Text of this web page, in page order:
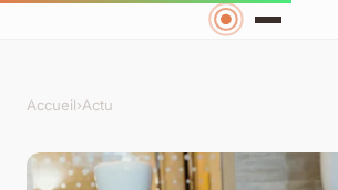
Accueil›Actu